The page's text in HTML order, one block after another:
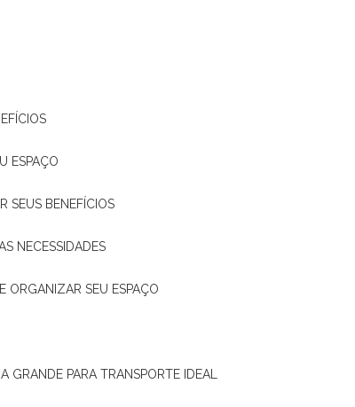
ESPAÇO
SEUS BENEFÍCIOS
NECESSIDADES
ORGANIZAR SEU ESPAÇO
GRANDE PARA TRANSPORTE IDEAL